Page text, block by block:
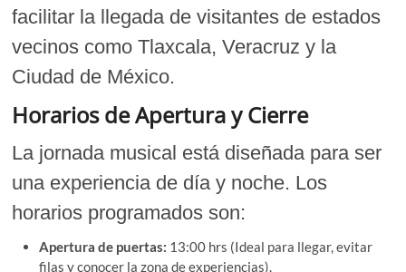
facilitar la llegada de visitantes de estados
vecinos como Tlaxcala, Veracruz y la
Ciudad de México.
Horarios de Apertura y Cierre
La jornada musical está diseñada para ser
una experiencia de día y noche. Los
horarios programados son:
Apertura de puertas: 13:00 hrs (Ideal para llegar, evitar
filas y conocer la zona de experiencias).